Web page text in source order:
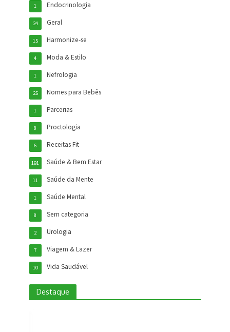
Endocrinologia
1
Geral
24
Harmonize-se
15
Moda & Estilo
4
Nefrologia
1
Nomes para Bebês
25
Parcerias
1
Proctologia
8
Receitas Fit
6
Saúde & Bem Estar
191
Saúde da Mente
11
Saúde Mental
1
Sem categoria
8
Urologia
2
Viagem & Lazer
7
Vida Saudável
10
Destaque